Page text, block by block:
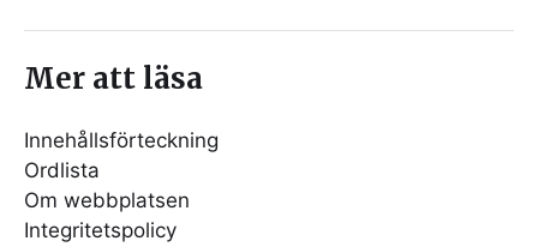
Mer att läsa
Innehållsförteckning
Ordlista
Om webbplatsen
Integritetspolicy